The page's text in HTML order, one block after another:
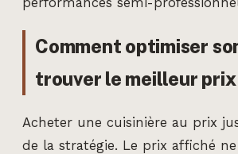
Comment optimiser
trouver le meilleur prix
Acheter une cuisinière au prix
de la stratégie. Le prix affiché